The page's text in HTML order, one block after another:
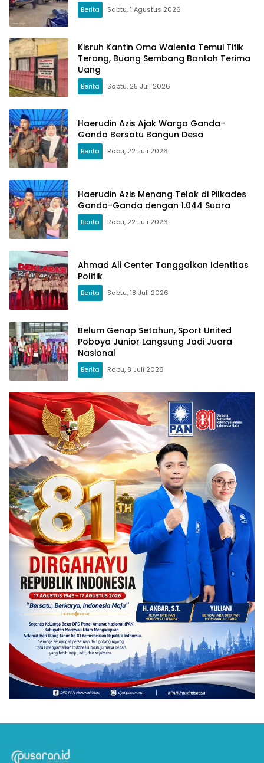
Berita Sabtu, 1 Agustus 2026
Kisruh Kantin Oma Walenta Temui Titik
Terang, Buang Sembang Bantah Terima
Uang
Berita Sabtu, 25 Juli 2026
Haerudin Azis Ajak Warga Ganda-
Ganda Bersatu Bangun Desa
Berita Rabu, 22 Juli 2026
Haerudin Azis Menang Telak di Pilkades
Ganda-Ganda dengan 1.044 Suara
Berita Rabu, 22 Juli 2026
Ahmad Ali Center Tanggalkan Identitas
Politik
Berita Sabtu, 18 Juli 2026
Belum Genap Setahun, Sport United
Poboya Junior Langsung Jadi Juara
Nasional
Berita Rabu, 8 Juli 2026